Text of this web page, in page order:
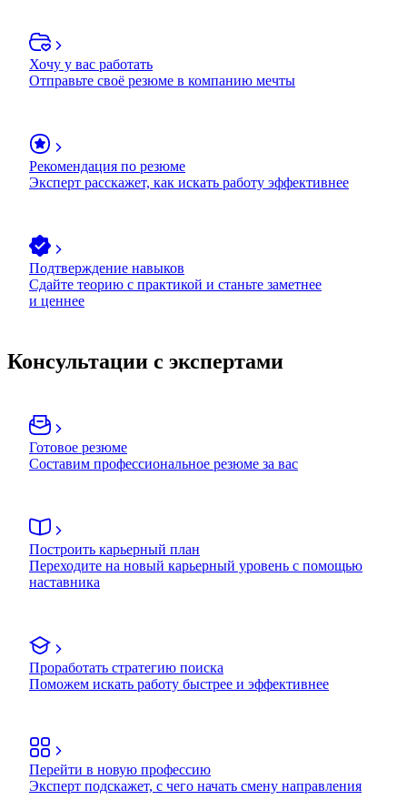
Хочу у вас работать
Отправьте своё резюме в компанию мечты
Рекомендация по резюме
Эксперт расскажет, как искать работу эффективнее
Подтверждение навыков
Сдайте теорию с практикой и станьте заметнее
и ценнее
Консультации с экспертами
Готовое резюме
Составим профессиональное резюме за вас
Построить карьерный план
Переходите на новый карьерный уровень с помощью
наставника
Проработать стратегию поиска
Поможем искать работу быстрее и эффективнее
Перейти в новую профессию
Эксперт подскажет, с чего начать смену направления